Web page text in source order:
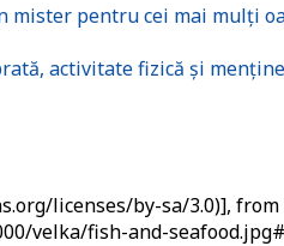
mister pentru cei mai mulți
activitate fizică și
licenses/by-sa/3.0)],
velka/fish-and-